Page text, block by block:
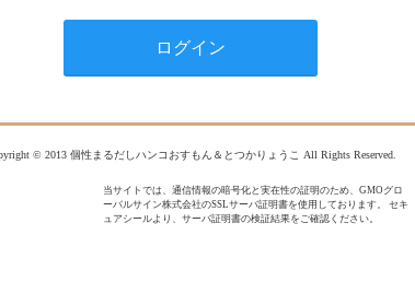
© 2013 個性まるだしハンコおすもん＆とつかりょうこ All Rights Reserved.
当サイトでは、通信情報の暗号化と実在性の証明のため、GMOグロ
ーバルサイン株式会社のSSLサーバ証明書を使用しております。 セキ
ュアシールより、サーバ証明書の検証結果をご確認ください。